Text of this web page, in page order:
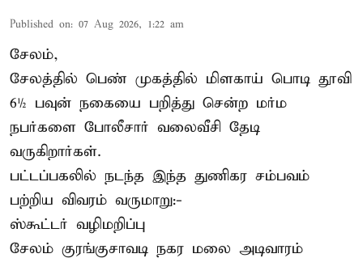
Published on: 07 Aug 2026, 1:22 am
சேலம்,
சேலத்தில் பெண் முகத்தில் மிளகாய் பொடி தூவி
6½ பவுன் நகையை பறித்து சென்ற மர்ம
நபர்களை போலீசார் வலைவீசி தேடி
வருகிறார்கள்.
பட்டப்பகலில் நடந்த இந்த துணிகர சம்பவம்
பற்றிய விவரம் வருமாறு:-
ஸ்கூட்டர் வழிமறிப்பு
சேலம் குரங்குசாவடி நகர மலை அடிவாரம்